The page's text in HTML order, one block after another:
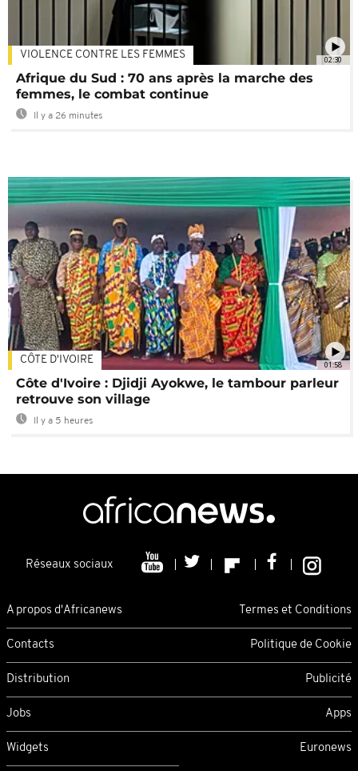
02:30
VIOLENCE CONTRE LES FEMMES
Afrique du Sud : 70 ans après la marche des
femmes, le combat continue
Il y a 26 minutes
01:58
CÔTE D'IVOIRE
Côte d'Ivoire : Djidji Ayokwe, le tambour parleur
retrouve son village
Il y a 5 heures
Réseaux sociaux
A propos d'Africanews Termes et Conditions
Contacts Politique de Cookie
Distribution Publicité
Jobs Apps
Widgets Euronews